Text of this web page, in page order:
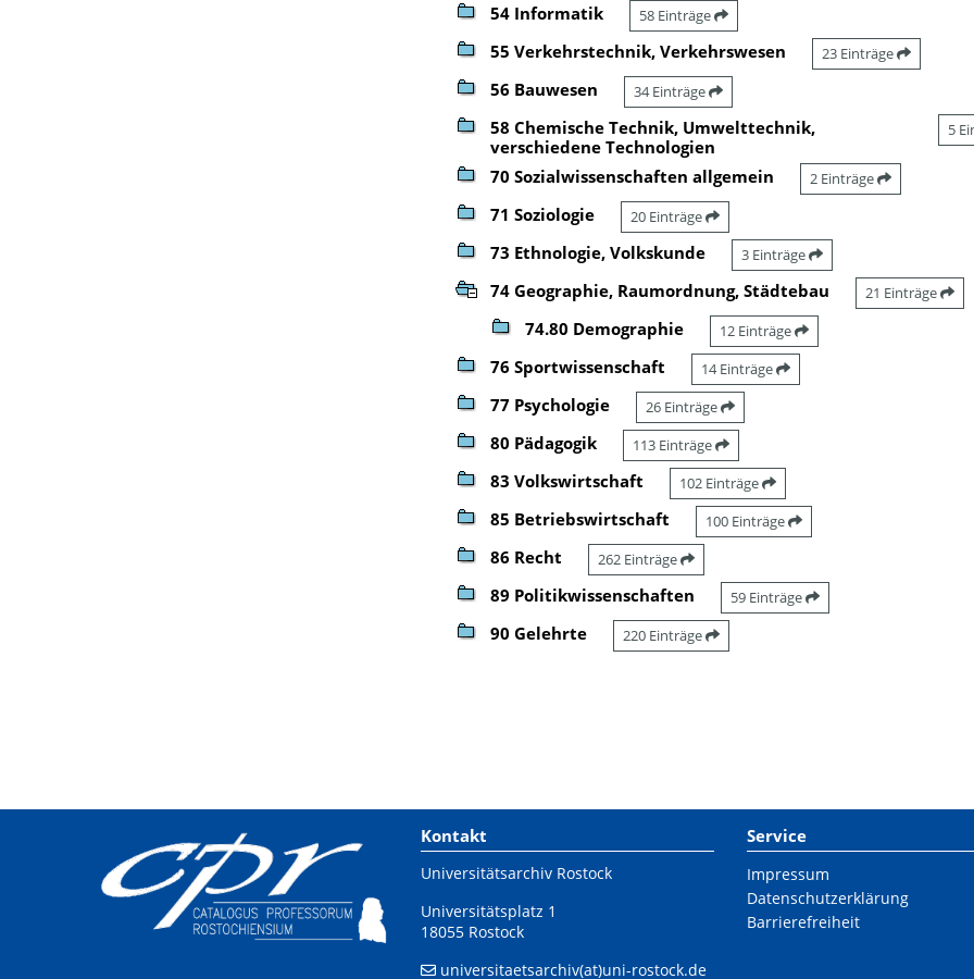
54 Informatik 58 Einträge
55 Verkehrstechnik, Verkehrswesen 23 Einträge
56 Bauwesen 34 Einträge
58 Chemische Technik, Umwelttechnik,
verschiedene Technologien
5
70 Sozialwissenschaften allgemein 2 Einträge
71 Soziologie 20 Einträge
73 Ethnologie, Volkskunde 3 Einträge
74 Geographie, Raumordnung, Städtebau 21 Einträge
74.80 Demographie 12 Einträge
76 Sportwissenschaft 14 Einträge
77 Psychologie 26 Einträge
80 Pädagogik 113 Einträge
83 Volkswirtschaft 102 Einträge
85 Betriebswirtschaft 100 Einträge
86 Recht 262 Einträge
89 Politikwissenschaften 59 Einträge
90 Gelehrte 220 Einträge
Kontakt
Universitätsarchiv Rostock
Universitätsplatz 1
18055 Rostock
universitaetsarchiv(at)uni-rostock.de
Service
Impressum
Datenschutzerklärung
Barrierefreiheit